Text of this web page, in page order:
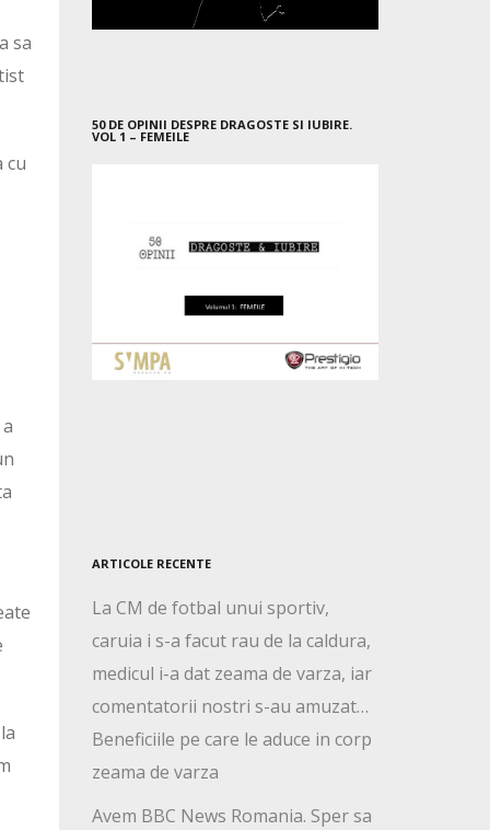
sa
cu
50 DE OPINII DESPRE DRAGOSTE SI IUBIRE.
VOL 1 – FEMEILE
ARTICOLE RECENTE
La CM de fotbal unui sportiv,
caruia i s-a facut rau de la caldura,
medicul i-a dat zeama de varza, iar
comentatorii nostri s-au amuzat…
Beneficiile pe care le aduce in corp
zeama de varza
Avem BBC News Romania. Sper sa